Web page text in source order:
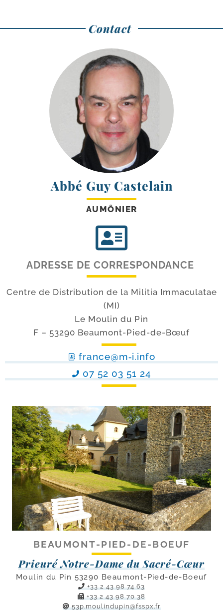
Contact
Abbé Guy Castelain
AUMÔNIER
ADRESSE DE CORRESPONDANCE
Centre de Distribution de la Militia Immaculatae
(MI)
Le Moulin du Pin
F – 53290 Beaumont-Pied-de-Bœuf
france@m‑i.info
07 52 03 51 24
BEAUMONT-​PIED-​DE-​BOEUF
Prieuré Notre-​Dame du Sacré-Cœur
Moulin du Pin 53290 Beaumont-Pied-de-Boeuf
+33 2 43 98 74 63
+33 2 43 98 70 38
53p.​moulindupin@​fsspx.​fr